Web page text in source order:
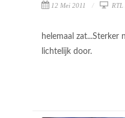
12 Mei 2011 RTL
helemaal zat...Sterker
lichtelijk door.